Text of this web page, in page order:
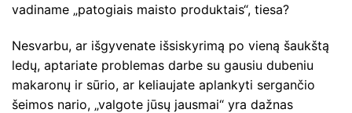
vadiname „patogiais maisto produktais“, tiesa?
Nesvarbu, ar išgyvenate išsiskyrimą po vieną šaukštą
ledų, aptariate problemas darbe su gausiu dubeniu
makaronų ir sūrio, ar keliaujate aplankyti sergančio
šeimos nario, „valgote jūsų jausmai“ yra dažnas